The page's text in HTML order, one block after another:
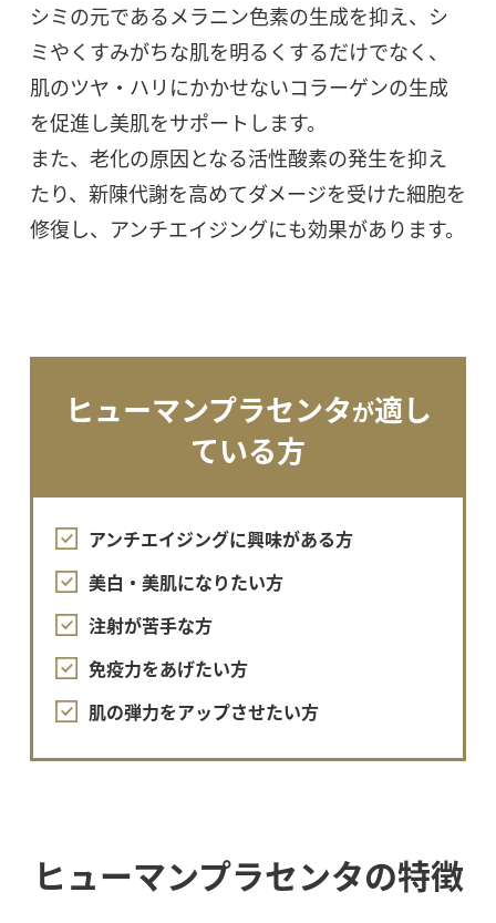
シミの元であるメラニン色素の生成を抑え、シ
ミやくすみがちな肌を明るくするだけでなく、
肌のツヤ・ハリにかかせないコラーゲンの生成
を促進し美肌をサポートします。
また、老化の原因となる活性酸素の発生を抑え
たり、新陳代謝を高めてダメージを受けた細胞を
修復し、アンチエイジングにも効果があります。
ヒューマンプラセンタが適し
ている方
アンチエイジングに興味がある方
美白・美肌になりたい方
注射が苦手な方
免疫力をあげたい方
肌の弾力をアップさせたい方
ヒューマンプラセンタの特徴